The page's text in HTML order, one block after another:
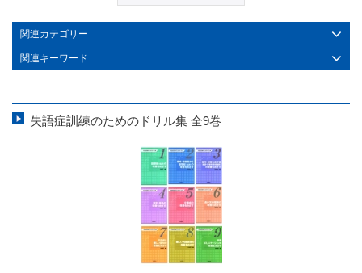
関連カテゴリー
関連キーワード
失語症訓練のためのドリル集 全9巻